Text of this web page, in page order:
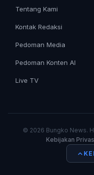
Tentang Kami
Kontak Redaksi
Pedoman Media
Pedoman Konten AI
Live TV
© 2026 Bungko News.
Kebijakan